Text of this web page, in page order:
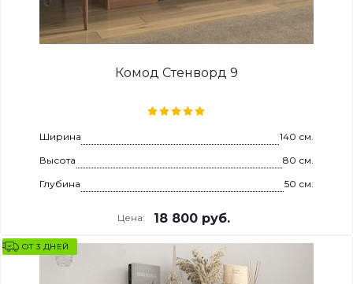
Комод Стенворд 9
Ширина
140 см.
Высота
80 см.
Глубина
50 см.
Цена: 18 800 руб.
ОТ 3 ДНЕЙ